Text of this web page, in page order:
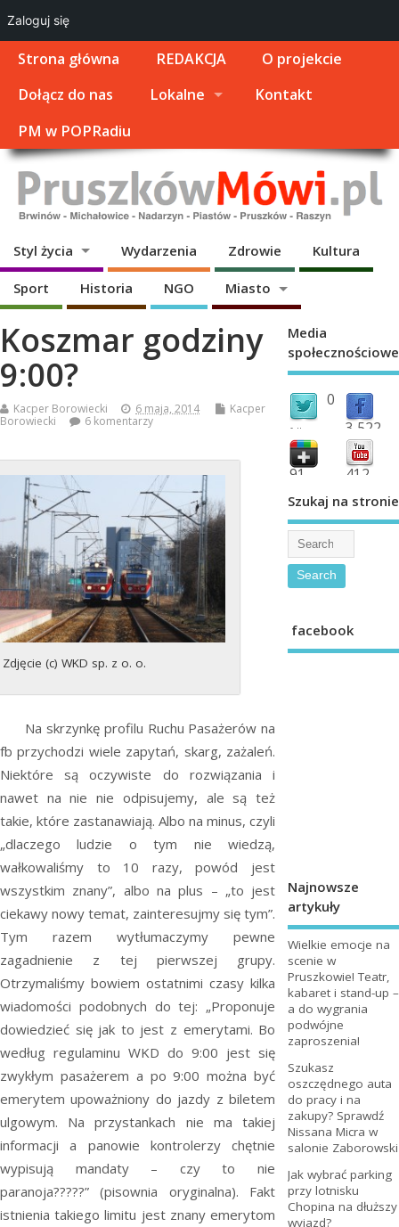
Strona główna REDAKCJA
O projekcie
Dołącz do nas
Lokalne
Kontakt
PM w POPRadiu
Styl życia Wydarzenia Zdrowie Kultura
Sport Historia NGO Miasto
Koszmar godziny
9:00?
Kacper Borowiecki 6 maja, 2014
Kacper
Borowiecki
6 komentarzy
Zdjęcie (c) WKD sp. z o. o.
Na skrzynkę profilu Ruchu Pasażerów na
fb przychodzi wiele zapytań, skarg, zażaleń.
Niektóre są oczywiste do rozwiązania i
nawet na nie nie odpisujemy, ale są też
takie, które zastanawiają. Albo na minus, czyli
„dlaczego ludzie o tym nie wiedzą,
wałkowaliśmy to 10 razy, powód jest
wszystkim znany”, albo na plus – „to jest
ciekawy nowy temat, zainteresujmy się tym”.
Tym razem wytłumaczymy pewne
zagadnienie z tej pierwszej grupy.
Otrzymaliśmy bowiem ostatnimi czasy kilka
wiadomości podobnych do tej: „Proponuje
dowiedzieć się jak to jest z emerytami. Bo
według regulaminu WKD do 9:00 jest się
zwykłym pasażerem a po 9:00 można być
emerytem upoważniony do jazdy z biletem
ulgowym. Na przystankach nie ma takiej
informacji a panowie kontrolerzy chętnie
wypisują mandaty – czy to nie
paranoja?????” (pisownia oryginalna). Fakt
istnienia takiego limitu jest znany emerytom
Media
społecznościowe
0
followers 3,522
fans
91 412
Szukaj na stronie
facebook
Najnowsze
artykuły
Wielkie emocje na
scenie w
Pruszkowie! Teatr,
kabaret i stand-up –
a do wygrania
podwójne
zaproszenia!
Szukasz
oszczędnego auta
do pracy i na
zakupy? Sprawdź
Nissana Micra w
salonie Zaborowski
Jak wybrać parking
przy lotnisku
Chopina na dłuższy
wyjazd?
Zaloguj się